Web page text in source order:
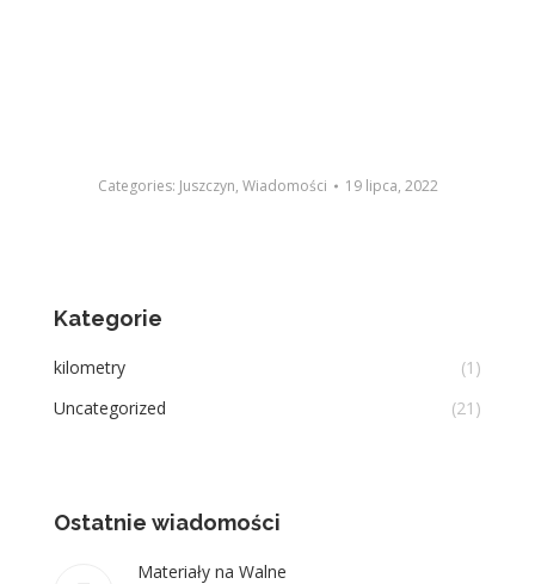
Categories: Juszczyn, Wiadomości 19 lipca, 2022
Kategorie
kilometry
(1)
Uncategorized
(21)
Ostatnie wiadomości
Materiały na Walne